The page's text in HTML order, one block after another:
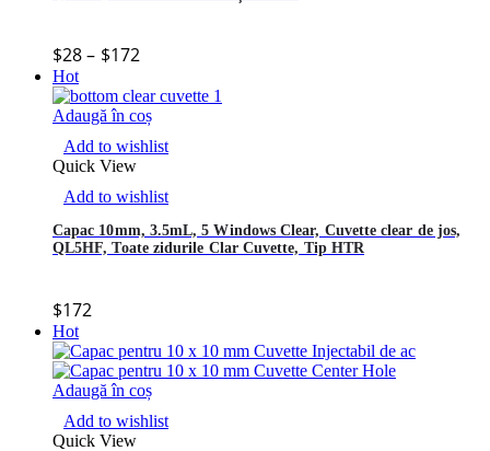
$28– $172
Hot
Adaugă în coș
Add to wishlist
Quick View
Add to wishlist
Capac 10mm, 3.5mL, 5 Windows Clear, Cuvette clear de jos,
QL5HF, Toate zidurile Clar Cuvette, Tip HTR
$172
Hot
Adaugă în coș
Add to wishlist
Quick View